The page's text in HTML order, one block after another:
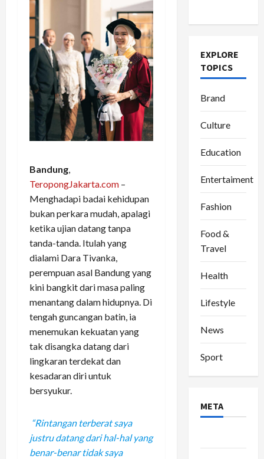
Bandung,
TeropongJakarta.com –
Menghadapi badai kehidupan
bukan perkara mudah, apalagi
ketika ujian datang tanpa
tanda-tanda. Itulah yang
dialami Dara Tivanka,
perempuan asal Bandung yang
kini bangkit dari masa paling
menantang dalam hidupnya. Di
tengah guncangan batin, ia
menemukan kekuatan yang
tak disangka datang dari
lingkaran terdekat dan
kesadaran diri untuk
bersyukur.
“Rintangan terberat saya
justru datang dari hal-hal yang
benar-benar tidak saya
EXPLORE
TOPICS
Brand
Culture
Education
Entertaiment
Fashion
Food &
Travel
Health
Lifestyle
News
Sport
META